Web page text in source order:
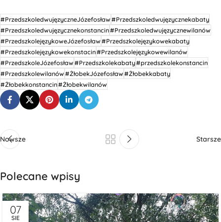
#PrzedszkoledwujęzyczneJózefosław#Przedszkoledwujęzycznekabaty
#Przedszkoledwujęzycznekonstancin#Przedszkoledwujęzycznewilanów
#PrzedszkolejęzykoweJózefosław#Przedszkolejęzykowekabaty
#Przedszkolejęzykowekonstacin#Przedszkolejęzykowewilanów
#PrzedszkoleJózefosław#Przedszkolekabaty#przedszkolekonstancin
#Przedszkolewilanów#ŻłobekJózefosław#Żłobekkabaty
#Żłobekkonstancin#Żłobekwilanów
Nowsze Starsze
Polecane wpisy
07
SIE